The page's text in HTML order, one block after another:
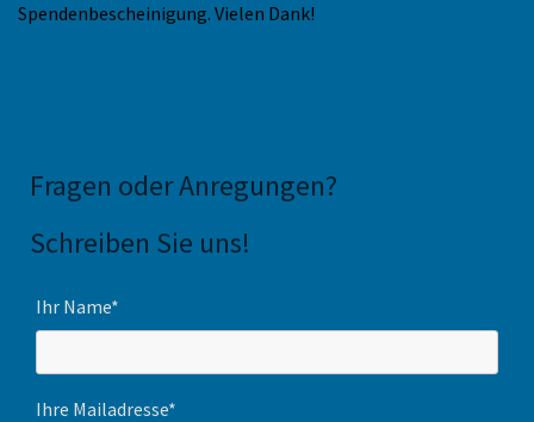
Spendenbescheinigung. Vielen Dank!
Fragen oder Anregungen?
Schreiben Sie uns!
Ihr Name*
Ihre Mailadresse*